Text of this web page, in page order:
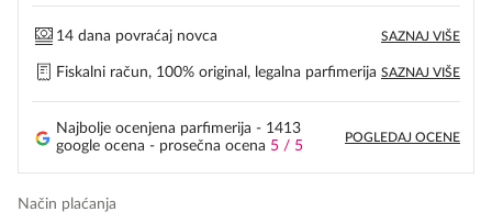
14 dana povraćaj novca SAZNAJ VIŠE
Fiskalni račun, 100% original, legalna parfimerija SAZNAJ VIŠE
Najbolje ocenjena parfimerija - 1413
google ocena - prosečna ocena 5 / 5
POGLEDAJ OCENE
Način plaćanja